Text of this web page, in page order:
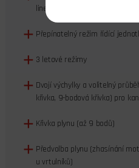
lineární, exponenciální, lomená
Přepínatelný režim řídící
3 letové režimy
Dvojí výchylky a volitelný
křivka, 9-bodová křivka) pro
Křivka plynu (až 9 bodů)
Předvolba plynu (zhasínání
u vrtulníků)